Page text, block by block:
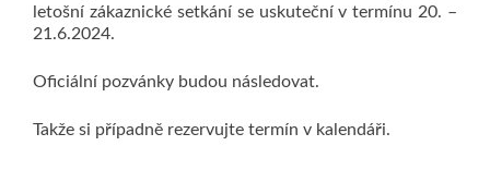
letošní zákaznické setkání se uskuteční v termínu 20. –
21.6.2024.
Oficiální pozvánky budou následovat.
Takže si případně rezervujte termín v kalendáři.